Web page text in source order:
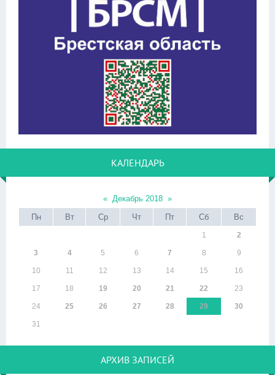
КАЛЕНДАРЬ
« Декабрь 2018 »
Пн
Вт Ср Чт Пт Сб Вс
1 2
3 4 5 6 7 8 9
10 11 12 13 14 15 16
17 18 19 20 21 22 23
24 25 26 27 28 29 30
31
АРХИВ ЗАПИСЕЙ